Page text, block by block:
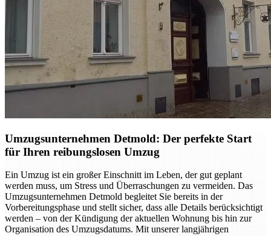
Umzugsunternehmen Detmold: Der perfekte Start
für Ihren reibungslosen Umzug
Ein Umzug ist ein großer Einschnitt im Leben, der gut geplant
werden muss, um Stress und Überraschungen zu vermeiden. Das
Umzugsunternehmen Detmold begleitet Sie bereits in der
Vorbereitungsphase und stellt sicher, dass alle Details berücksichtigt
werden – von der Kündigung der aktuellen Wohnung bis hin zur
Organisation des Umzugsdatums. Mit unserer langjährigen